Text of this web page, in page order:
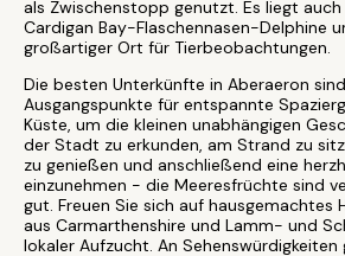
als Zwischenstopp genutzt. Es liegt
Cardigan Bay-Flaschennasen-Delphine
großartiger Ort für Tierbeobachtungen.
Die besten Unterkünfte in Aberaeron
Ausgangspunkte für entspannte
Küste, um die kleinen unabhängigen
der Stadt zu erkunden, am Strand zu
zu genießen und anschließend eine
einzunehmen - die Meeresfrüchte sind
gut. Freuen Sie sich auf hausgemachtes
aus Carmarthenshire und Lamm- und
lokaler Aufzucht. An Sehenswürdigkeiten